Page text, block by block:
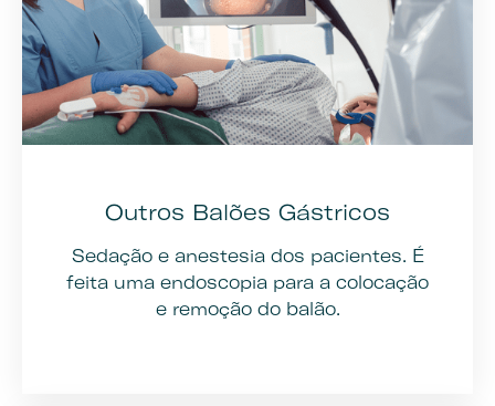
Outros Balões Gástricos
Sedação e anestesia dos pacientes. É
feita uma endoscopia para a colocação
e remoção do balão.